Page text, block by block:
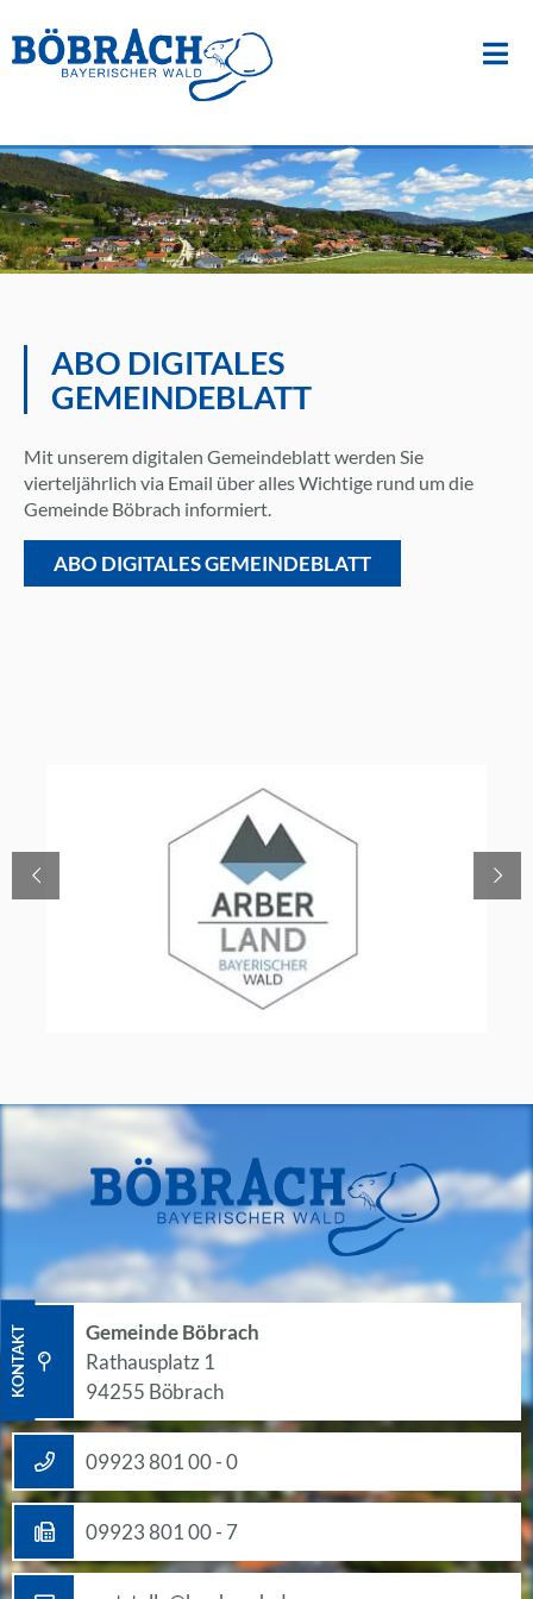
Inhalt
springen
Suche
nach:
ABO DIGITALES
GEMEINDEBLATT
Mit unserem digitalen Gemeindeblatt werden Sie
vierteljährlich via Email über alles Wichtige rund um die
Gemeinde Böbrach informiert.
ABO DIGITALES GEMEINDEBLATT
KONTAKT
Gemeinde Böbrach
Rathausplatz 1
94255 Böbrach
09923 801 00 - 0
09923 801 00 - 7